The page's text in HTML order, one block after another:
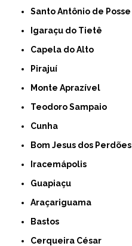
Santo Antônio de Posse
Igaraçu do Tietê
Capela do Alto
Pirajuí
Monte Aprazível
Teodoro Sampaio
Cunha
Bom Jesus dos Perdões
Iracemápolis
Guapiaçu
Araçariguama
Bastos
Cerqueira César